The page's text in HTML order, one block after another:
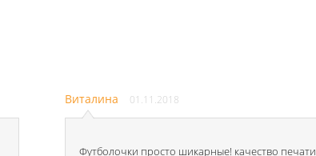
Виталина 01.11.2018
Футболочки просто шикарные! качество печати